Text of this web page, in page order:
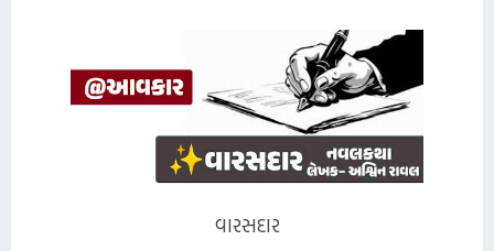
વારસદાર